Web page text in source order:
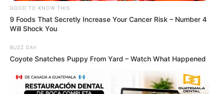
GOOD TO KNOW THIS
9 Foods That Secretly Increase Your Cancer Risk – Number 4
Will Shock You
BUZZ DAY
Coyote Snatches Puppy From Yard – Watch What Happened